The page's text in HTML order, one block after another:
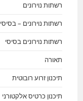
רשתות נוירונים
רשתות נוירונים – בסיסי
רשתות נוירונים בסיסי
תאורה
תיכנון זרוע רובוטית
תיכנון כרטיס אלקטורני